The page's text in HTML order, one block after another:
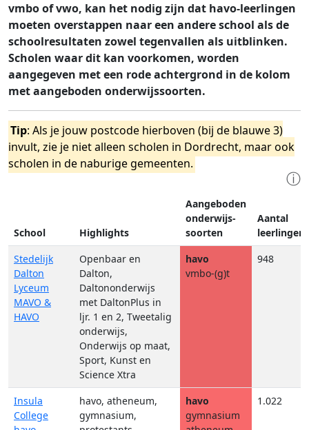
vmbo of vwo, kan het nodig zijn dat havo-leerlingen
moeten overstappen naar een andere school als de
schoolresultaten zowel tegenvallen als uitblinken.
Scholen waar dit kan voorkomen, worden
aangegeven met een rode achtergrond in de kolom
met aangeboden onderwijssoorten.
Tip: Als je jouw postcode hierboven (bij de blauwe 3)
invult, zie je niet alleen scholen in Dordrecht, maar ook
scholen in de naburige gemeenten.
ⓘ
School Highlights
Aangeboden
onderwijs-
soorten
Aantal
leerlingen
Stedelijk
Dalton
Lyceum
MAVO &
HAVO
Openbaar en
Dalton,
Daltononderwijs
met DaltonPlus in
ljr. 1 en 2, Tweetalig
onderwijs,
Onderwijs op maat,
Sport, Kunst en
Science Xtra
havo
vmbo-(g)t
948
Insula
College
havo, atheneum,
gymnasium,
havo
gymnasium
1.022